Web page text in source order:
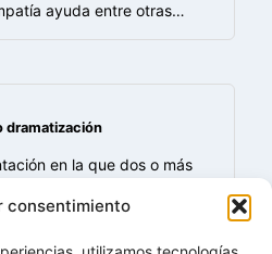
consentimiento
ayuda entre otras…
dramatización
en la que dos o más
se generan